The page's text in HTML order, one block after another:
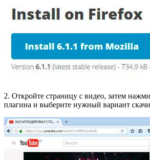
2. Откройте страницу с видео, затем
плагина и выберите нужный вариант